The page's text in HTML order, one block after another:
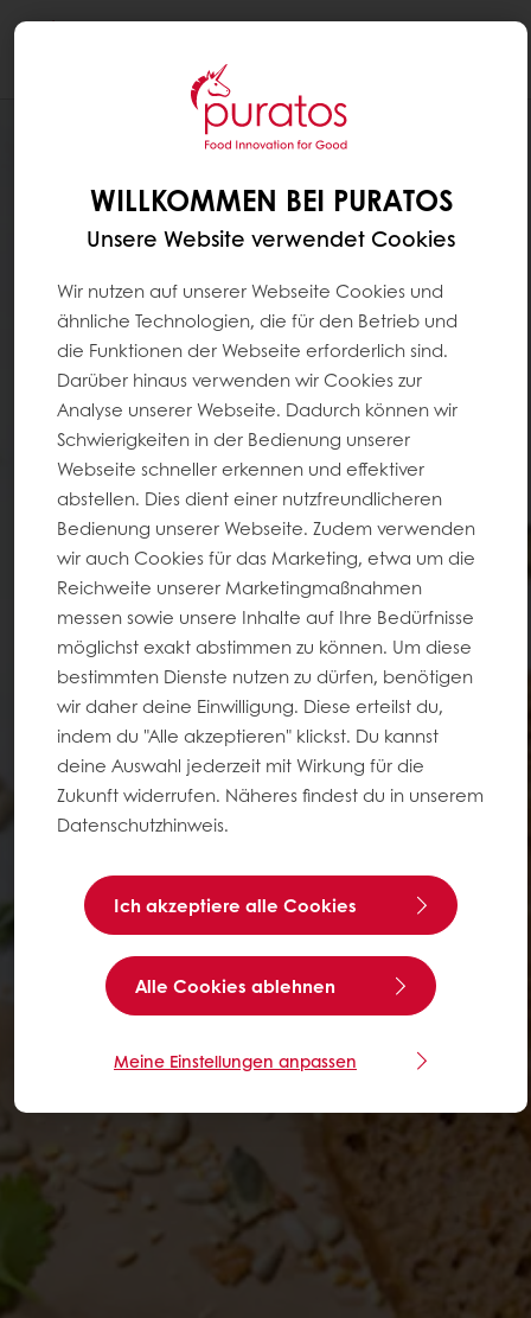
WILLKOMMEN BEI PURATOS
Unsere Website verwendet Cookies
Wir nutzen auf unserer Webseite Cookies und
ähnliche Technologien, die für den Betrieb und
die Funktionen der Webseite erforderlich sind.
Darüber hinaus verwenden wir Cookies zur
Analyse unserer Webseite. Dadurch können wir
Schwierigkeiten in der Bedienung unserer
Webseite schneller erkennen und effektiver
abstellen. Dies dient einer nutzfreundlicheren
Bedienung unserer Webseite. Zudem verwenden
wir auch Cookies für das Marketing, etwa um die
Reichweite unserer Marketingmaßnahmen
messen sowie unsere Inhalte auf Ihre Bedürfnisse
möglichst exakt abstimmen zu können. Um diese
bestimmten Dienste nutzen zu dürfen, benötigen
wir daher deine Einwilligung. Diese erteilst du,
indem du "Alle akzeptieren" klickst. Du kannst
deine Auswahl jederzeit mit Wirkung für die
Zukunft widerrufen. Näheres findest du in unserem
Datenschutzhinweis.
Ich akzeptiere alle Cookies
Alle Cookies ablehnen
Meine Einstellungen anpassen